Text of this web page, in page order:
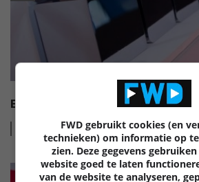
EISA MOBILE AWARDS 2022-2023
meerFWD gebruikt cookies (en
technieken) om informatie op
zien. Deze gegevens
website goed te laten
van de website te analyseren,